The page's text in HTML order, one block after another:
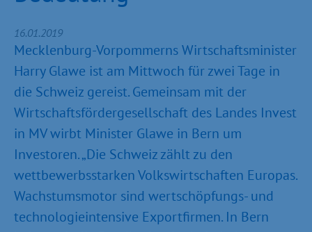
16.01.2019
Mecklenburg-Vorpommerns Wirtschaftsminister
Harry Glawe ist am Mittwoch für zwei Tage in
die Schweiz gereist. Gemeinsam mit der
Wirtschaftsfördergesellschaft des Landes Invest
in MV wirbt Minister Glawe in Bern um
Investoren. „Die Schweiz zählt zu den
wettbewerbsstarken Volkswirtschaften Europas.
Wachstumsmotor sind wertschöpfungs- und
technologieintensive Exportfirmen. In Bern